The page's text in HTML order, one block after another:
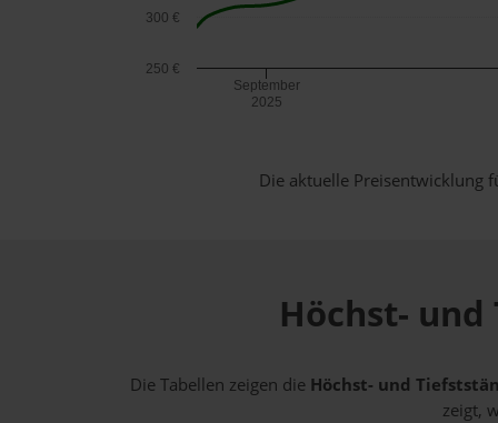
September
2025
250 €
300 €
Die aktuelle Preisentwicklung
Höchst-
Die Tabellen zeigen die Höchst- und
zeigt,